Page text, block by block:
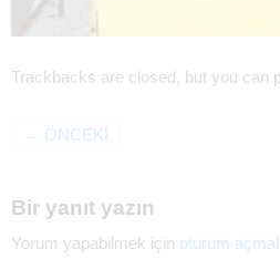
Trackbacks are closed, but you can
← ÖNCEKI
Bir yanıt yazın
Yorum yapabilmek için oturum